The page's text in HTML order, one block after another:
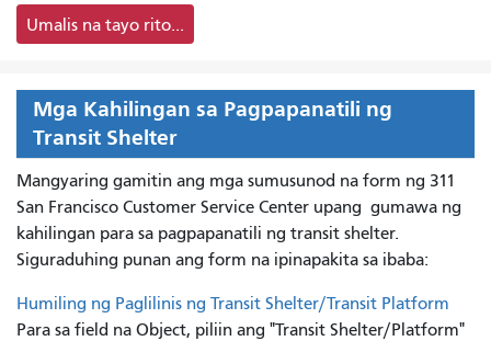
Umalis na tayo rito...
Mga Kahilingan sa Pagpapanatili ng
Transit Shelter
Mangyaring gamitin ang mga sumusunod na form ng 311
San Francisco Customer Service Center upang gumawa ng
kahilingan para sa pagpapanatili ng transit shelter.
Siguraduhing punan ang form na ipinapakita sa ibaba:
Humiling ng Paglilinis ng Transit Shelter/Transit Platform
Para sa field na Object, piliin ang "Transit Shelter/Platform"